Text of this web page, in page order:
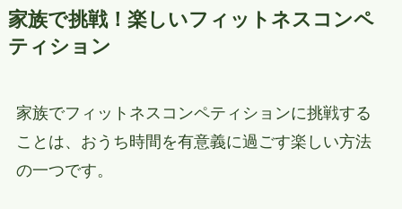
家族で挑戦！楽しいフィットネスコンペ
ティション
家族でフィットネスコンペティションに挑戦する
ことは、おうち時間を有意義に過ごす楽しい方法
の一つです。